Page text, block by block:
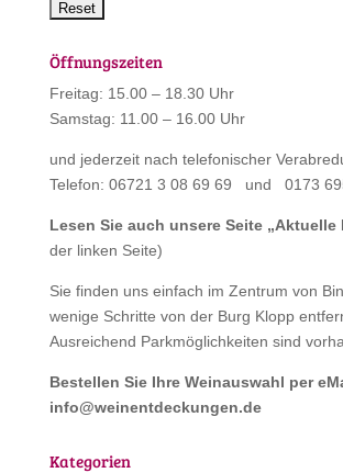
Öffnungszeiten
Freitag: 15.00 – 18.30 Uhr
Samstag: 11.00 – 16.00 Uhr
und jederzeit nach telefonischer
Telefon: 06721 3 08 69 69 und 0173
Lesen Sie auch unsere Seite „Aktuelle
der linken Seite)
Sie finden uns einfach im Zentrum von
wenige Schritte von der Burg Klopp
Ausreichend Parkmöglichkeiten sind
Bestellen Sie Ihre Weinauswahl per
info@weinentdeckungen.de
Kategorien